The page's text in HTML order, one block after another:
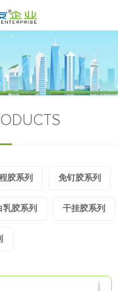
胶系列 免钉胶系列
乳胶系列 干挂胶系列